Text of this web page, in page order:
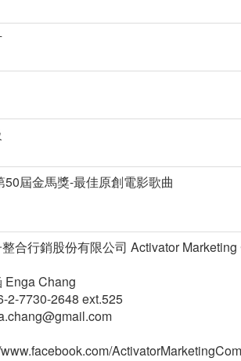
50屆金馬獎-最佳原創電影歌曲
合行銷股份有限公司 Activator Marketing
Enga Chang
2-7730-2648 ext.525